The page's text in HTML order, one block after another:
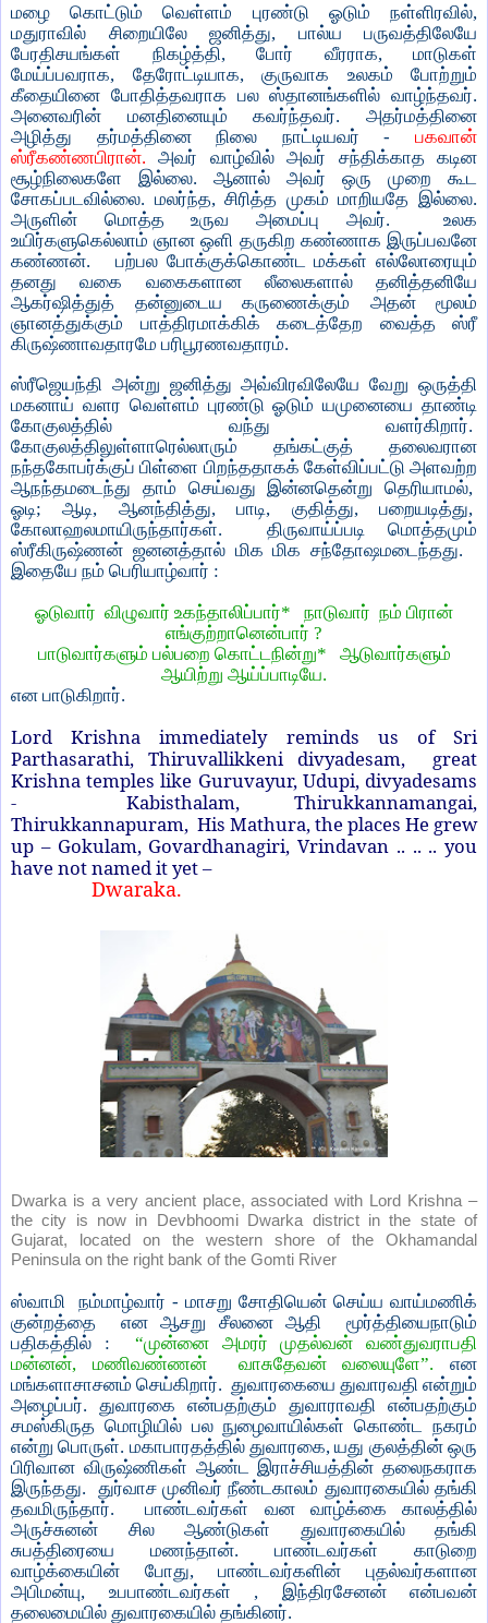
மழை கொட்டும் வெள்ளம் புரண்டு ஓடும் நள்ளிரவில்,
மதுராவில் சிறையிலே ஜனித்து, பால்ய பருவத்திலேயே
பேரதிசயங்கள் நிகழ்த்தி, போர் வீரராக, மாடுகள்
மேய்ப்பவராக, தேரோட்டியாக, குருவாக உலகம் போற்றும்
கீதையினை போதித்தவராக பல ஸ்தானங்களில் வாழ்ந்தவர்.
அனைவரின் மனதினையும் கவர்ந்தவர். அதர்மத்தினை
அழித்து தர்மத்தினை நிலை நாட்டியவர் - பகவான்
ஸ்ரீகண்ணபிரான். அவர் வாழ்வில் அவர் சந்திக்காத கடின
சூழ்நிலைகளே இல்லை. ஆனால் அவர் ஒரு முறை கூட
சோகப்படவில்லை. மலர்ந்த, சிரித்த முகம் மாறியதே இல்லை.
அருளின் மொத்த உருவ அமைப்பு அவர்.
உலக
உயிர்களுகெல்லாம் ஞான ஒளி தருகிற கண்ணாக இருப்பவனே
கண்ணன்.
பற்பல போக்குக்கொண்ட மக்கள் எல்லோரையும்
தனது வகை வகைகளான லீலைகளால் தனித்தனியே
ஆகர்ஷித்துத் தன்னுடைய கருணைக்கும் அதன் மூலம்
ஞானத்துக்கும் பாத்திரமாக்கிக் கடைத்தேற வைத்த ஸ்ரீ
கிருஷ்ணாவதாரமே பரிபூரணவதாரம்.
ஸ்ரீஜெயந்தி அன்று ஜனித்து அவ்விரவிலேயே வேறு ஒருத்தி
மகனாய் வளர வெள்ளம் புரண்டு ஓடும் யமுனையை தாண்டி
கோகுலத்தில் வந்து வளர்கிறார்.
கோகுலத்திலுள்ளாரெல்லாரும் தங்கட்குத் தலைவரான
நந்தகோபர்க்குப் பிள்ளை பிறந்ததாகக் கேள்விப்பட்டு அளவற்ற
ஆநந்தமடைந்து தாம் செய்வது இன்னதென்று தெரியாமல்,
ஓடி; ஆடி, ஆனந்தித்து, பாடி, குதித்து, பறையடித்து,
கோலாஹலமாயிருந்தார்கள்.
திருவாய்ப்படி மொத்தமும்
ஸ்ரீகிருஷ்ணன் ஜனனத்தால் மிக மிக சந்தோஷமடைந்தது.
இதையே நம் பெரியாழ்வார் :
ஓடுவார் விழுவார் உகந்தாலிப்பார்* நாடுவார் நம் பிரான்
எங்குற்றானென்பார் ?
பாடுவார்களும் பல்பறை கொட்டநின்று*
ஆடுவார்களும்
ஆயிற்று ஆய்ப்பாடியே.
என பாடுகிறார்.
Lord Krishna immediately reminds us of Sri
Parthasarathi, Thiruvallikkeni divyadesam,
great
Krishna temples like Guruvayur, Udupi, divyadesams
-
Kabisthalam, Thirukkannamangai,
Thirukkannapuram, His Mathura, the places He grew
up – Gokulam, Govardhanagiri, Vrindavan .. .. .. you
have not named it yet –
Dwaraka.
Dwarka is a very ancient place, associated with Lord Krishna –
the city is now in Devbhoomi Dwarka district in the state of
Gujarat, located on the western shore of the Okhamandal
Peninsula on the right bank of the Gomti River
ஸ்வாமி
நம்மாழ்வார் - மாசறு சோதியென் செய்ய வாய்மணிக்
குன்றத்தை
என ஆசறு சீலனை ஆதி
மூர்த்தியைநாடும்
பதிகத்தில் :
“முன்னை அமரர் முதல்வன் வண்துவராபதி
மன்னன், மணிவண்ணன்
வாசுதேவன் வலையுளே”.என
மங்களாசாசனம் செய்கிறார். துவாரகையை துவாரவதி என்றும்
அழைப்பர். துவாரகை என்பதற்கும் துவாராவதி என்பதற்கும்
சமஸ்கிருத மொழியில் பல நுழைவாயில்கள் கொண்ட நகரம்
என்று பொருள். மகாபாரதத்தில் துவாரகை, யது குலத்தின் ஒரு
பிரிவான விருஷ்ணிகள் ஆண்ட இராச்சியத்தின் தலைநகராக
இருந்தது.
துர்வாச முனிவர் நீண்டகாலம் துவாரகையில் தங்கி
தவமிருந்தார்.
பாண்டவர்கள் வன வாழ்க்கை காலத்தில்
அருச்சுனன் சில ஆண்டுகள் துவாரகையில் தங்கி
சுபத்திரையை மணந்தான். பாண்டவர்கள் காடுறை
வாழ்க்கையின் போது, பாண்டவர்களின் புதல்வர்களான
அபிமன்யு, உபபாண்டவர்கள் , இந்திரசேனன் என்பவன்
தலைமையில் துவாரகையில் தங்கினர்.